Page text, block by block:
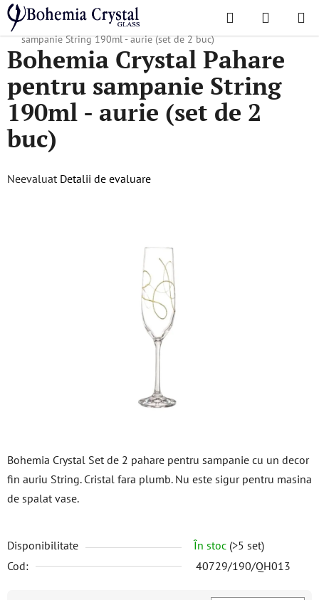
Treci
conținut
Căutare
DE
Acasă
/ Colecții populare / String
Bohemia Crystal Pahare pentru
sampanie String 190ml - aurie (set de 2 buc)
Bohemia Crystal Set de 2 pahare pentru sampanie cu un decor
fin auriu String. Cristal fara plumb. Nu este sigur pentru masina
de spalat vase.
Disponibilitate În stoc (>5 set)
Cod:
40729/190/QH013
Bohemia Crystal Pahare
pentru sampanie String
190ml - aurie (set de 2
buc)
Evaluarea
Neevaluat Detalii de evaluare